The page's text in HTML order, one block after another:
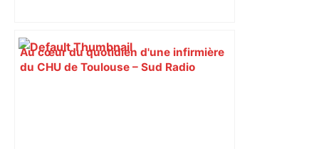
Au cœur du quotidien d'une infirmière
du CHU de Toulouse – Sud Radio